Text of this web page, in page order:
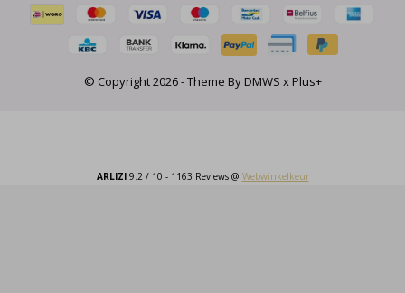
© Copyright2026- Theme ByDMWS x Plus+
ARLIZI9.2 / 10 - 1163 Reviews @ Webwinkelkeur